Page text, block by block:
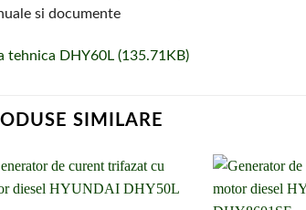
si documente
tehnica DHY60L (135.71KB)
SIMILARE